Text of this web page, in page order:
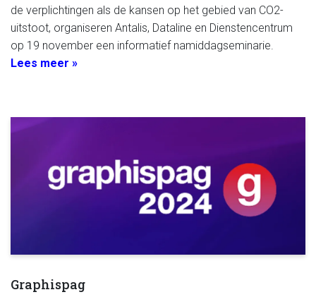
de verplichtingen als de kansen op het gebied van CO2-
uitstoot, organiseren Antalis, Dataline en Dienstencentrum
op 19 november een informatief namiddagseminarie.
Lees meer »
Graphispag